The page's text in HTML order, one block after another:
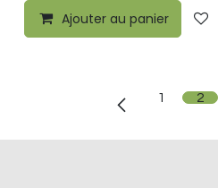
Ajouter au panier
1 2